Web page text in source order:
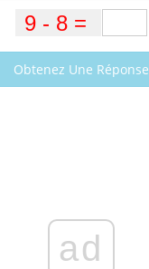
Obtenez Une Réponse
ad